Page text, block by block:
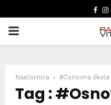
PRIMARY
Naslovnica #Osnovna škola
Tag :